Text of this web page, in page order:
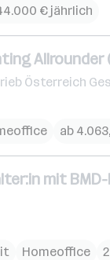
€ jährlich
Allrounder
Österreich
ab
mit
Homeoffice